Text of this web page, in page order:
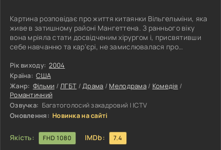
Картина розповідає про життя китаянки Вільгельміни, яка
живе в затишному районі Мангеттена. З раннього віку
вона мріяла стати досвідченим хірургом і, присвятивши
себе навчанню та кар'єрі, не замислювалася про
мама, бажаючи бачити доньку щасливою, активно
підшукує їй кандидатів на роль залицяльників.
Вільгельміна, однак, наполегливо чинить опір усім
спробам матері, навіть грубо відшиваючи чоловіків, яких
багато жінок вважали б завидними
Рік виходу: 2004
Країна: США
Жанр: Фільми /ЛГБТ /Драма / Мелодрама/ Комедія /
Романтичний
Озвучка: Багатоголосий закадровий | ICTV
Оновлення: Новинка на сайті
Якість: FHD 1080 IMDb: 7.4